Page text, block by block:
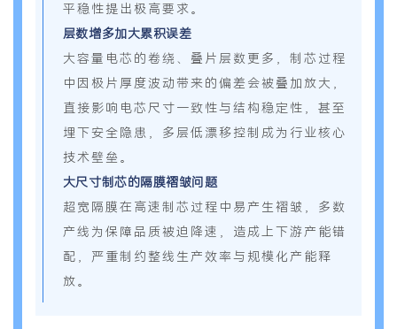
平稳性提出极高要求。
层数增多加大累积误差
大容量电芯的卷绕、叠片层数更多，制芯过程
中因极片厚度波动带来的偏差会被叠加放大，
直接影响电芯尺寸一致性与结构稳定性，甚至
埋下安全隐患，多层低漂移控制成为行业核心
技术壁垒。
大尺寸制芯的隔膜褶皱问题
超宽隔膜在高速制芯过程中易产生褶皱，多数
产线为保障品质被迫降速，造成上下游产能错
配，严重制约整线生产效率与规模化产能释
放。